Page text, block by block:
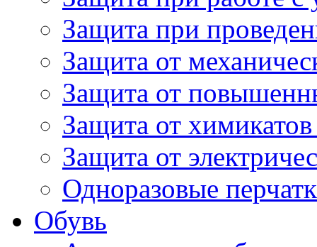
Защита при
Защита от
Защита от
Защита от
Защита от
Одноразовые
Обувь